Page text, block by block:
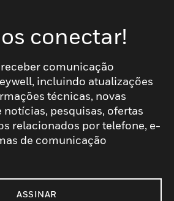
conectar!
comunicação
incluindo atualizações
técnicas, novas
notícias, pesquisas, ofertas
relacionados por telefone, e-
de comunicação
ASSINAR